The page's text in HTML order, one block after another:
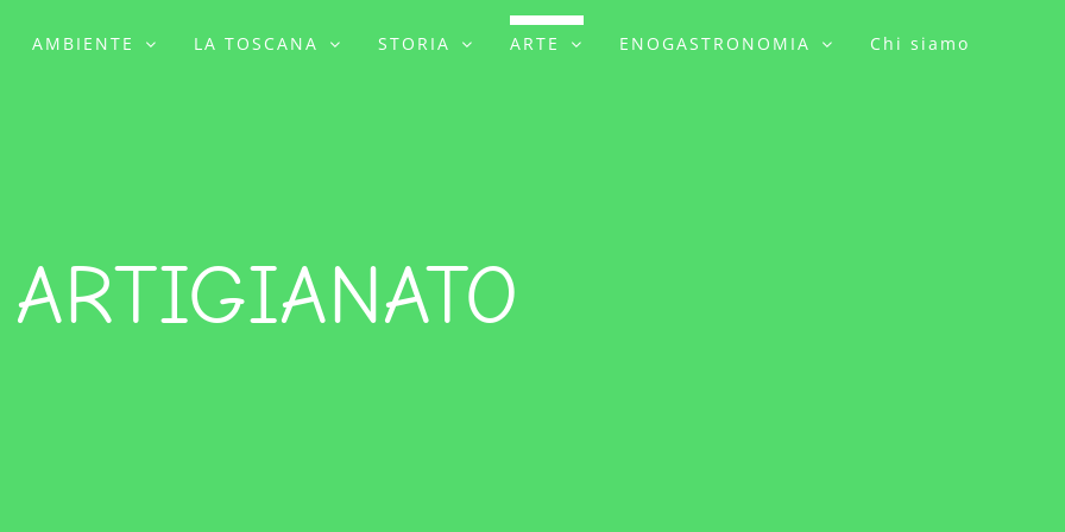
AMBIENTE LA TOSCANA STORIA ARTE ENOGASTRONOMIA Chi siamo
ARTIGIANATO